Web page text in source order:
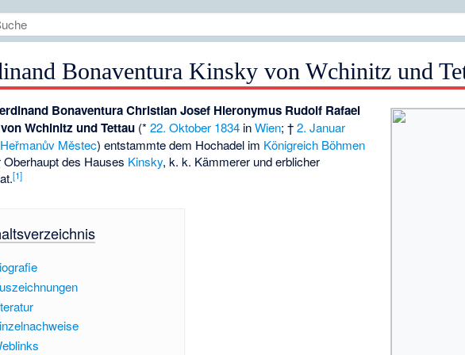
Bonaventura Kinsky von Wchinitz und
Bonaventura Christian Josef Hieronymus Rudolf Rafael
Wchinitz und Tettau (*22. Oktober 1834 inWien; †2. Januar
Heřmanův Městec) entstammte dem Hochadel im Königreich Böhmen
Oberhaupt des Hauses Kinsky, k. k. Kämmerer und erblicher
[1]